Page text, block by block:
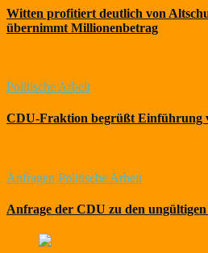
Witten profitiert deutlich von
übernimmt Millionenbetrag
Politische Arbeit
CDU-Fraktion begrüßt Einführung
Anfragen Politische Arbeit
Anfrage der CDU zu den